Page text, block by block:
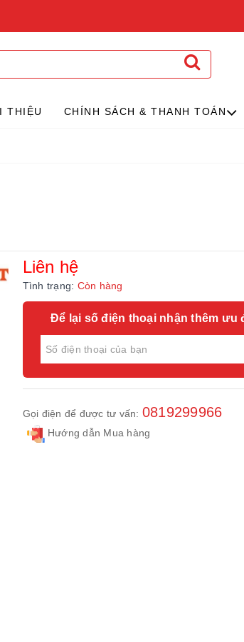
THIỆU CHÍNH SÁCH & THANH TOÁN
Liên hệ
Tình trạng: Còn hàng
Để lại số điện thoại nhận thêm ưu
Gọi điện để được tư vấn: 0819299966
Hướng dẫn Mua hàng